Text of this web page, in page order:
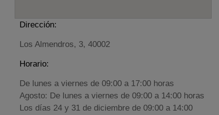
Dirección:
Los Almendros, 3, 40002
Horario:
De lunes a viernes de 09:00 a 17:00 horas
Agosto: De lunes a viernes de 09:00 a 14:00 horas
Los días 24 y 31 de diciembre de 09:00 a 14:00